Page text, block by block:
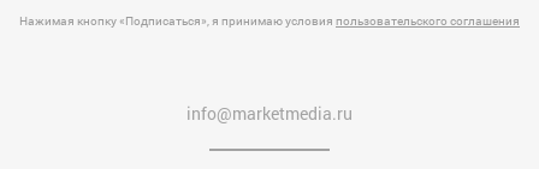
Нажимая кнопку «Подписаться», я принимаю условия пользовательского соглашения
info@marketmedia.ru